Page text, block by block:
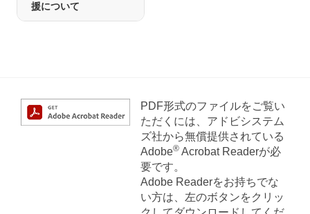
援について
PDF形式のファイルをご覧い
ただくには、アドビシステム
ズ社から無償提供されている
Adobe®Acrobat Readerが必
要です。
Adobe Readerをお持ちでな
い方は、左のボタンをクリッ